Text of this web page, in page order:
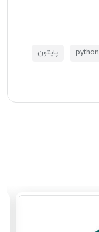
python پایتون